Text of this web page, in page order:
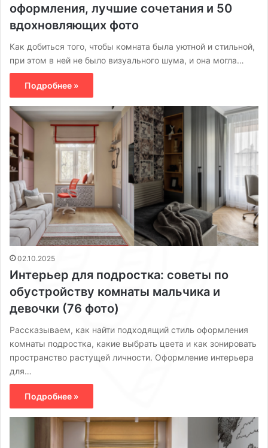
оформления, лучшие сочетания и 50
вдохновляющих фото
Как добиться того, чтобы комната была уютной и стильной,
при этом в ней не было визуального шума, и она могла…
Подробнее »
02.10.2025
Интерьер для подростка: советы по
обустройству комнаты мальчика и
девочки (76 фото)
Рассказываем, как найти подходящий стиль оформления
комнаты подростка, какие выбрать цвета и как зонировать
пространство растущей личности. Оформление интерьера
для…
Подробнее »